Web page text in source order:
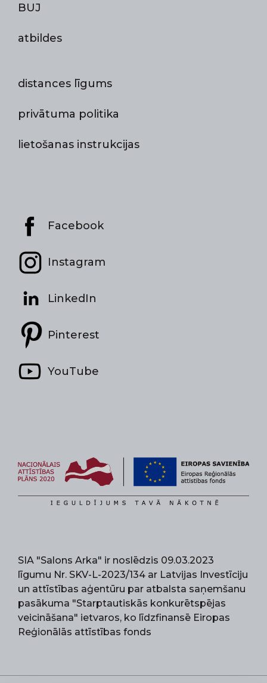
BUJ
atbildes
distances līgums
privātuma politika
lietošanas instrukcijas
Facebook
Instagram
LinkedIn
Pinterest
YouTube
SIA "Salons Arka" ir noslēdzis 09.03.2023
līgumu Nr. SKV-L-2023/134 ar Latvijas Investīciju
un attīstības aģentūru par atbalsta saņemšanu
pasākuma "Starptautiskās konkurētspējas
veicināšana" ietvaros, ko līdzfinansē Eiropas
Reģionālās attīstības fonds